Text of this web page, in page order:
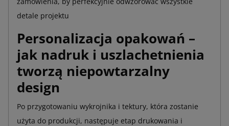
detale projektu
Personalizacja opakowań –
jak nadruk i uszlachetnienia
tworzą niepowtarzalny
design
Po przygotowaniu wykrojnika i tektury, która zostanie
użyta do produkcji, następuje etap drukowania i